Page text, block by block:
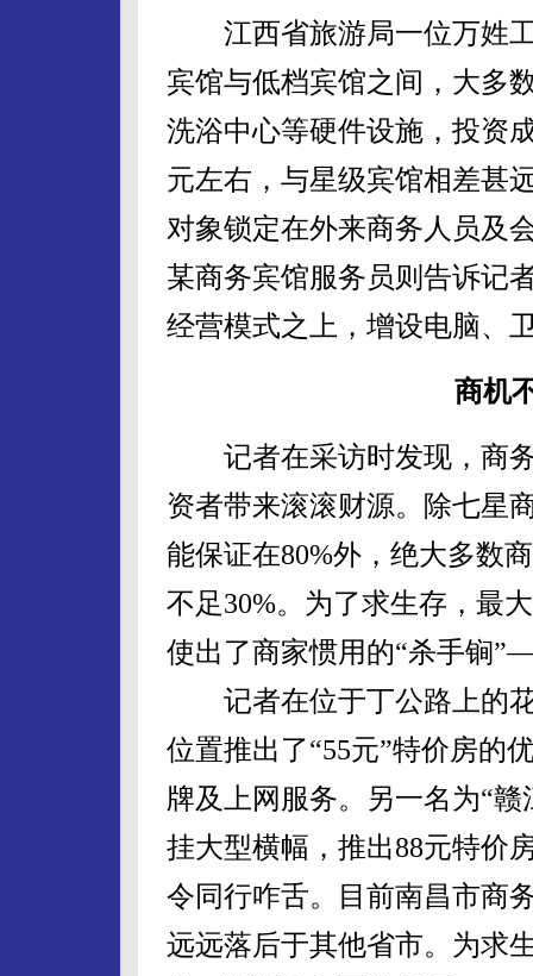
江西省旅游局一位万姓工
宾馆与低档宾馆之间，大多
洗浴中心等硬件设施，投资
元左右，与星级宾馆相差甚
对象锁定在外来商务人员及
某商务宾馆服务员则告诉记
经营模式之上，增设电脑、
商机
记者在采访时发现，商务
资者带来滚滚财源。除七星
能保证在80%外，绝大多数
不足30%。为了求生存，最
使出了商家惯用的“杀手锏
记者在位于丁公路上的花
位置推出了“55元”特价房的
牌及上网服务。另一名为“
挂大型横幅，推出88元特价
令同行咋舌。目前南昌市商
远远落后于其他省市。为求